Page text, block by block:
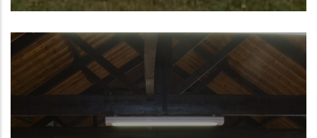
Centro Oceanográfico de Baleares del
Instituto Español de Oceanografía (IEO,
CSIC)NUE